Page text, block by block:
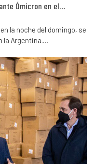
Ómicron en el…
la noche del domingo, se
la Argentina.…